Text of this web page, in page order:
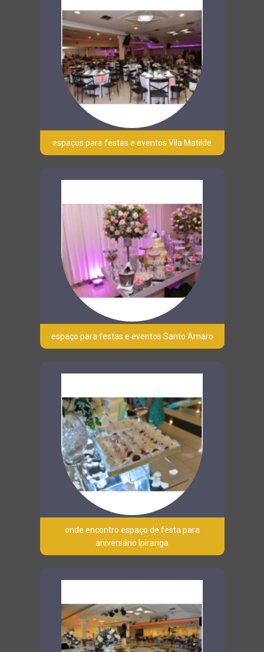
espaços para festas e eventos Vila Matilde
espaço para festas e eventos Santo Amaro
onde encontro espaço de festa para
aniversário Ipiranga